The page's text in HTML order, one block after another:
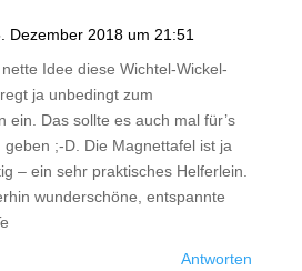
Dezember 2018 um 21:51
Idee diese Wichtel-Wickel-
ja unbedingt zum
ein. Das sollte es auch mal für’s
geben ;-D. Die Magnettafel ist ja
– ein sehr praktisches Helferlein.
wunderschöne, entspannte
Antworten